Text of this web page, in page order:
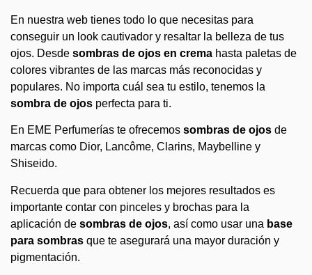
En nuestra web tienes todo lo que necesitas para
conseguir un look cautivador y resaltar la belleza de tus
ojos. Desde sombras de ojos en crema hasta paletas de
colores vibrantes de las marcas más reconocidas y
populares. No importa cuál sea tu estilo, tenemos la
sombra de ojos perfecta para ti.
En EME Perfumerías te ofrecemos sombras de ojos de
marcas como Dior, Lancôme, Clarins, Maybelline y
Shiseido.
Recuerda que para obtener los mejores resultados es
importante contar con pinceles y brochas para la
aplicación de sombras de ojos, así como usar una base
para sombras que te asegurará una mayor duración y
pigmentación.